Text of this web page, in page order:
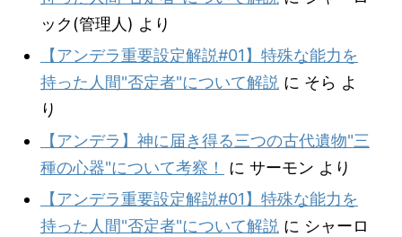
ック(管理人) より
【アンデラ重要設定解説#01】特殊な能力を
持った人間"否定者"について解説 に そら よ
り
【アンデラ】神に届き得る三つの古代遺物"三
種の心器"について考察！
に サーモン より
【アンデラ重要設定解説#01】特殊な能力を
持った人間"否定者"について解説 に シャーロ